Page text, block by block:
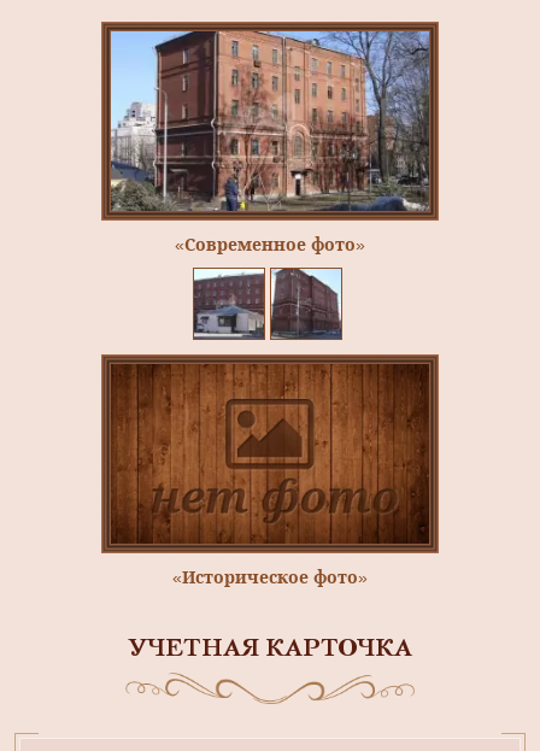
«Современное фото»
«Историческое фото»
УЧЕТНАЯ КАРТОЧКА